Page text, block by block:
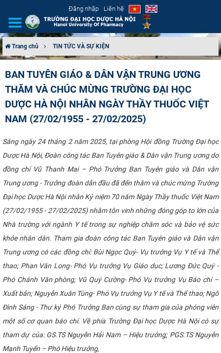
Đăng nhập Liên hệ
CƠ CẤU TỔ CHỨC
TUYỂN SINH
ĐÀO TẠO
ĐẢM BẢO CHẤT LƯỢNG
KHOA HỌC CÔNG NGHỆ
HTQT
CỰU NGƯỜI HỌC
Trang chủ TIN TỨC VÀ SỰ KIỆN
BAN TUYÊN GIÁO & DÂN VẬN TRUNG ƯƠNG
THĂM VÀ CHÚC MỪNG TRƯỜNG ĐẠI HỌC
DƯỢC HÀ NỘI NHÂN NGÀY THẦY THUỐC VIỆT
NAM (27/02/1955 - 27/02/2025)
Sáng ngày 24 tháng 2 năm 2025, tại phòng Hội đồng Trường Đại học
Dược Hà Nội, Đoàn công tác Ban Tuyên giáo & Dân vận Trung ương do
đồng chí Vũ Thanh Mai – Phó Trưởng Ban Tuyên giáo và Dân vận
Trung ương - Trưởng đoàn dẫn đầu đã đến thăm và chúc mừng Trường
Đại học Dược Hà Nội nhân Kỷ niệm 70 năm Ngày Thầy thuốc Việt Nam
(27/02/1955 - 27/02/2025) nhằm tôn vinh những đóng góp to lớn của
Nhà trường với ngành Y tế trong sự nghiệp chăm sóc và bảo vệ sức
khỏe nhân dân. Tham gia đoàn công tác Ban Tuyên giáo và Dân vận
Trung ương có các đồng chí: Bùi Ngọc Quý- Vụ trưởng Vụ Y tế và Thể
thao; Phan Văn Long- Phó Vụ trưởng Vụ Giáo dục; Lương Đức Quý -
Phó Chánh Văn phòng; Vũ Quý Cường- Phó Vụ trưởng Vụ Báo chí –
Xuất bản; Nguyễn Xuân Tùng- Phó Vụ trưởng Vụ Y tế và Thể thao; Ngô
Đình Sáng - Thư ký Phó Trưởng Ban cùng sự tham gia của phóng viên
một số cơ quan báo chí. Về phía Trường Đại học Dược Hà Nội có sự
tham dự của: GS.TS Nguyễn Hải Nam – Hiệu trưởng; PGS.TS Nguyễn
Mạnh Tuyển – Phó Hiệu trưởng,